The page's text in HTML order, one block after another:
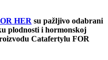
HER su pažljivo odabrani
plodnosti i hormonskoj
Catafertylu FOR